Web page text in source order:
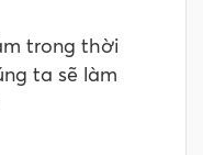
trong thời
ta sẽ làm